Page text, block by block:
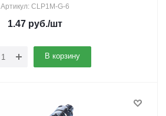
Артикул: CLP1M-G-6
1.47руб./шт
В корзину